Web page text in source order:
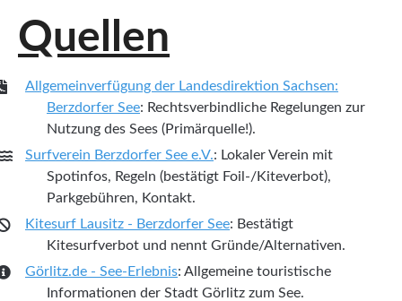
Quellen
Allgemeinverfügung der Landesdirektion Sachsen:
Berzdorfer See: Rechtsverbindliche Regelungen zur
Nutzung des Sees (Primärquelle!).
Surfverein Berzdorfer See e.V.: Lokaler Verein mit
Spotinfos, Regeln (bestätigt Foil-/Kiteverbot),
Parkgebühren, Kontakt.
Kitesurf Lausitz - Berzdorfer See: Bestätigt
Kitesurfverbot und nennt Gründe/Alternativen.
Görlitz.de - See-Erlebnis: Allgemeine touristische
Informationen der Stadt Görlitz zum See.